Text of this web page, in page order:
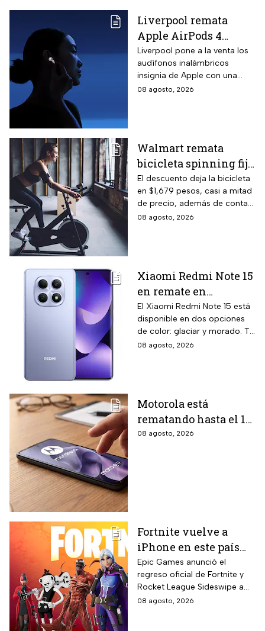
Liverpool remata
Apple AirPods 4
inalámbricos con 20%
descuento y hasta 16
MSI
Liverpool pone a la venta los
audífonos inalámbricos
insignia de Apple con una
rebaja considerable y
08 agosto, 2026
Walmart remata
bicicleta spinning fija
con monitoreo de
velocidad, calorías y
pulso, ideal para hacer
cardio en casa
El descuento deja la bicicleta
en $1,679 pesos, casi a mitad
de precio, además de contar
el beneficio de meses sin
08 agosto, 2026
Xiaomi Redmi Note 15
en remate en
Liverpool: 256 GB de
almacenamiento,
cámara de 108 MP y
carga rápida
El Xiaomi Redmi Note 15 está
disponible en dos opciones
de color: glaciar y morado. Te
contamos todos los detalles
08 agosto, 2026
Motorola está
rematando hasta el 19
de agosto el celular
08 agosto, 2026
Fortnite vuelve a
iPhone en este país
latinoamericano tras
acuerdo oficial con
Apple en 2026
Epic Games anunció el
regreso oficial de Fortnite y
Rocket League Sideswipe a
iPhones ubicados en Brasil
08 agosto, 2026